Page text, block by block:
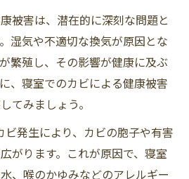
被害は、潜在的に深刻な問題と
湿気や不適切な換気が原因とな
繁殖し、その影響が健康に及ぶ
、寝室でのカビによる健康被害
てみましょう。
ビ発生により、カビの胞子や有害
がります。これが原因で、寝室
、喉のかゆみなどのアレルギー